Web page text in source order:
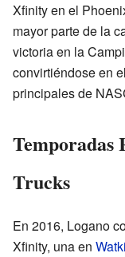
Xfinity en el
mayor parte de la
victoria en la
convirtiéndose en
principales de
Temporadas
Trucks
En 2016, Logano
Xfinity, una en